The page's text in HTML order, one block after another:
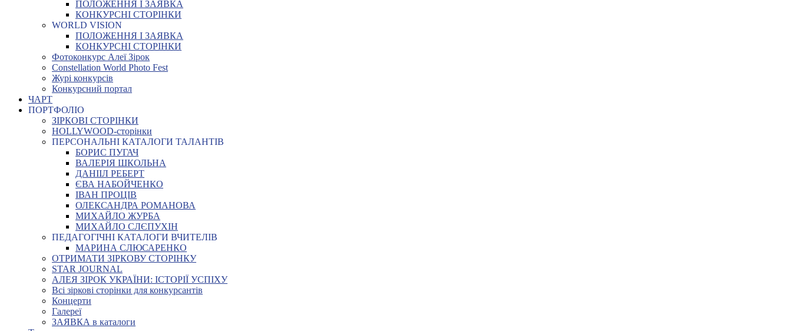
ПОЛОЖЕННЯ І ЗАЯВКА
КОНКУРСНІ СТОРІНКИ
WORLD VISION
ПОЛОЖЕННЯ І ЗАЯВКА
КОНКУРСНІ СТОРІНКИ
Фотоконкурс Алеї Зірок
Constellation World Photo Fest
Журі конкурсів
Конкурсний портал
ЧАРТ
ПОРТФОЛІО
ЗІРКОВІ СТОРІНКИ
HOLLYWOOD-сторінки
ПЕРСОНАЛЬНІ КАТАЛОГИ ТАЛАНТІВ
БОРИС ПУГАЧ
ВАЛЕРІЯ ШКОЛЬНА
ДАНІІЛ РЕБЕРТ
ЄВА НАБОЙЧЕНКО
ІВАН ПРОЦІВ
ОЛЕКСАНДРА РОМАНОВА
МИХАЙЛО ЖУРБА
МИХАЙЛО СЛЄПУХІН
ПЕДАГОГІЧНІ КАТАЛОГИ ВЧИТЕЛІВ
МАРИНА СЛЮСАРЕНКО
ОТРИМАТИ ЗІРКОВУ СТОРІНКУ
STAR JOURNAL
АЛЕЯ ЗІРОК УКРАЇНИ: ІСТОРІЇ УСПІХУ
Всі зіркові сторінки для конкурсантів
Концерти
Галереї
ЗАЯВКА в каталоги